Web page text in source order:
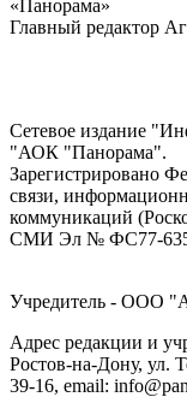
«Панорама»
Главный редактор
Сетевое издание
"АОК "Панорама".
Зарегистрировано
связи,
коммуникаций
СМИ Эл № ФС77-
Учредитель - ООО
Адрес редакции и
Ростов-на-Дону, ул.
39-16, email: